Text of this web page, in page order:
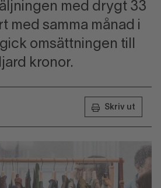
med drygt 33
med samma månad i
omsättningen till
kronor.
Skriv ut